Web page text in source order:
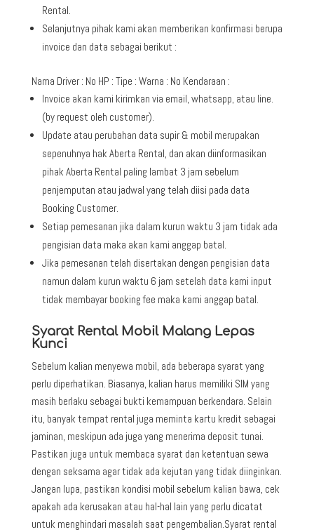
Rental.
Selanjutnya pihak kami akan memberikan konfirmasi berupa
invoice dan data sebagai berikut :
Nama Driver : No HP : Tipe : Warna : No Kendaraan :
Invoice akan kami kirimkan via email, whatsapp, atau line.
(by request oleh customer).
Update atau perubahan data supir & mobil merupakan
sepenuhnya hak Aberta Rental, dan akan diinformasikan
pihak Aberta Rental paling lambat 3 jam sebelum
penjemputan atau jadwal yang telah diisi pada data
Booking Customer.
Setiap pemesanan jika dalam kurun waktu 3 jam tidak ada
pengisian data maka akan kami anggap batal.
Jika pemesanan telah disertakan dengan pengisian data
namun dalam kurun waktu 6 jam setelah data kami input
tidak membayar booking fee maka kami anggap batal.
Syarat Rental Mobil Malang Lepas
Kunci
Sebelum kalian menyewa mobil, ada beberapa syarat yang
perlu diperhatikan. Biasanya, kalian harus memiliki SIM yang
masih berlaku sebagai bukti kemampuan berkendara. Selain
itu, banyak tempat rental juga meminta kartu kredit sebagai
jaminan, meskipun ada juga yang menerima deposit tunai.
Pastikan juga untuk membaca syarat dan ketentuan sewa
dengan seksama agar tidak ada kejutan yang tidak diinginkan.
Jangan lupa, pastikan kondisi mobil sebelum kalian bawa, cek
apakah ada kerusakan atau hal-hal lain yang perlu dicatat
untuk menghindari masalah saat pengembalian.Syarat rental